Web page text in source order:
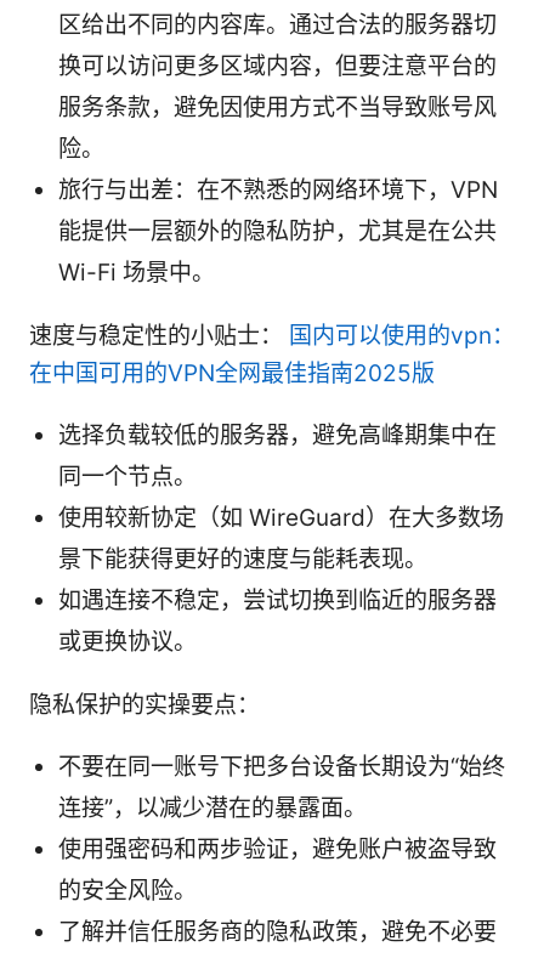
区给出不同的内容库。通过合法的服务器切
换可以访问更多区域内容，但要注意平台的
服务条款，避免因使用方式不当导致账号风
险。
旅行与出差：在不熟悉的网络环境下，VPN
能提供一层额外的隐私防护，尤其是在公共
Wi-Fi 场景中。
速度与稳定性的小贴士：
国内可以使用的vpn：
在中国可用的VPN全网最佳指南2025版
选择负载较低的服务器，避免高峰期集中在
同一个节点。
使用较新协定（如 WireGuard）在大多数场
景下能获得更好的速度与能耗表现。
如遇连接不稳定，尝试切换到临近的服务器
或更换协议。
隐私保护的实操要点：
不要在同一账号下把多台设备长期设为“始终
连接”，以减少潜在的暴露面。
使用强密码和两步验证，避免账户被盗导致
的安全风险。
了解并信任服务商的隐私政策，避免不必要